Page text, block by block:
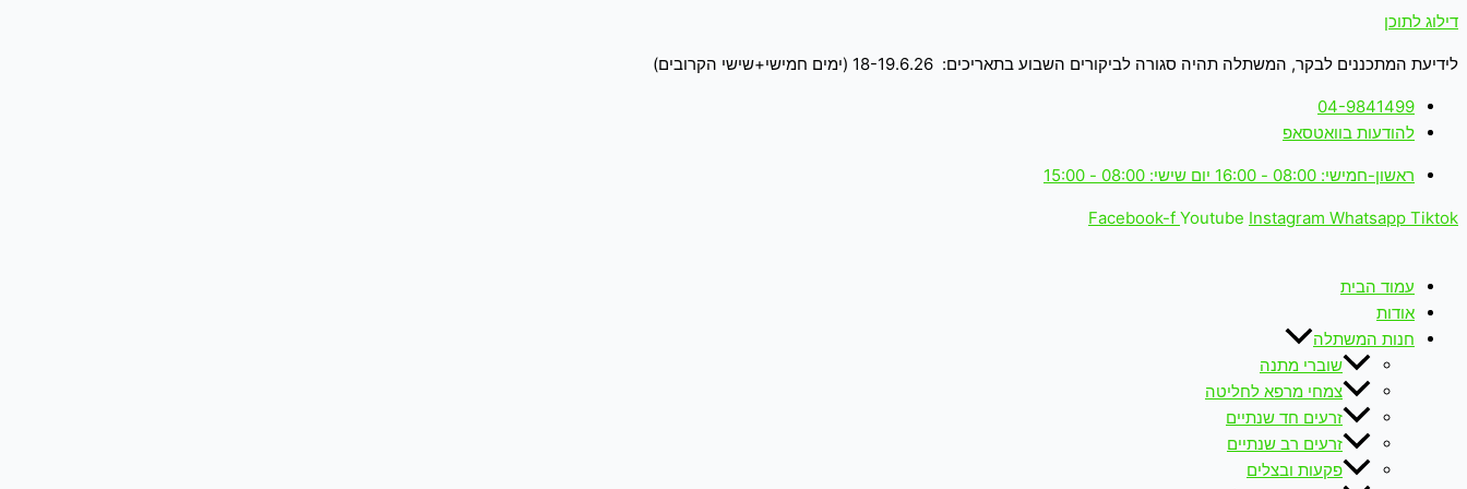
דילוג לתוכן
לידיעת המתכננים לבקר, המשתלה תהיה סגורה לביקורים השבוע בתאריכים: 18-19.6.26 (ימים חמישי+שישי הקרובים)
04-9841499
להודעות בוואטסאפ
ראשון-חמישי: 08:00 - 16:00 יום שישי: 08:00 - 15:00
Facebook-f Youtube Instagram Whatsapp Tiktok
עמוד הבית
אודות
חנות המשתלה
שוברי מתנה
צמחי מרפא לחליטה
זרעים חד שנתיים
זרעים רב שנתיים
פקעות ובצלים